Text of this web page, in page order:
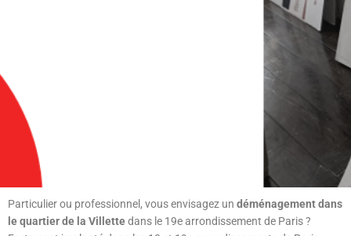
Particulier ou professionnel, vous envisagez un déménagement dans
le quartier de la Villettedans le 19e arrondissement de Paris ?